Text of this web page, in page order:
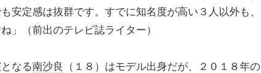
安定感は抜群です。すでに知名度が高い３人以外も、
」（前出のテレビ誌ライター）
なる南沙良
（１８）はモデル出身だが、２０１８年の